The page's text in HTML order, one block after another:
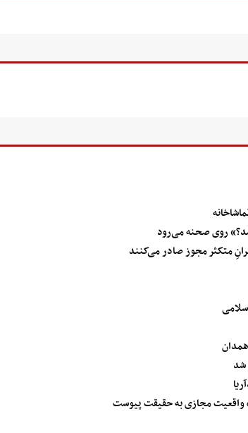
روی صحنه می‌رود
متکثر مجوز صادر می‌کنند
شد
واقعیت مجازی به حقیقت پیوست